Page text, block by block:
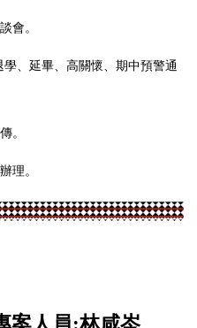
會。
、延畢、高關懷、期中預警通
。
理。